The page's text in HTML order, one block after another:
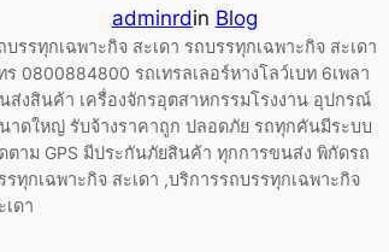
adminrdin Blog
บรรทุกเฉพาะกิจ สะเดา รถบรรทุกเฉพาะกิจ สะเดา
ร 0800884800 รถเทรลเลอร์หางโลว์เบท 6เพลา
ส่งสินค้า เครื่องจักรอุตสาหกรรมโรงงาน อุปกรณ์
าดใหญ่ รับจ้างราคาถูก ปลอดภัย รถทุกคันมีระบบ
ตาม GPS มีประกันภัยสินค้า ทุกการขนส่ง พิกัดรถ
รทุกเฉพาะกิจ สะเดา ,บริการรถบรรทุกเฉพาะกิจ
เดา